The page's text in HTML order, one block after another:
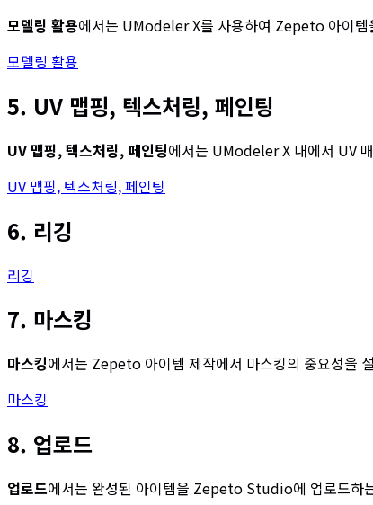
모델링 활용에서는 UModeler X를 사용하여 Zepeto 아이템
모델링 활용
5. UV 맵핑, 텍스처링, 페인팅
UV 맵핑, 텍스처링, 페인팅에서는 UModeler X 내에서 UV
UV 맵핑, 텍스처링, 페인팅
6. 리깅
리깅
7. 마스킹
마스킹에서는 Zepeto 아이템 제작에서 마스킹의 중요성을
마스킹
8. 업로드
업로드에서는 완성된 아이템을 Zepeto Studio에 업로드하